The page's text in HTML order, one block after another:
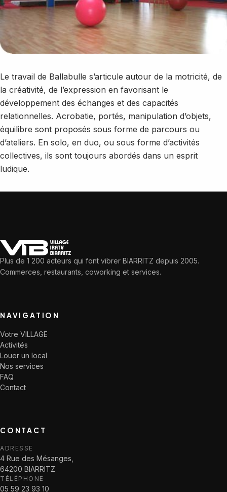
Le travail de Ballabulle s’articule autour de la motricité, de
la créativité, de l’expression en favorisant le
développement des échanges et des capacités
relationnelles. Acrobatie, portés, manipulation d’objets,
équilibre sont proposés sous forme de parcours ou
d’ateliers. En solo, en duo, ou sous forme d’activités
collectives, ils sont toujours abordés dans un esprit
ludique.
Plus de 1 200 acteurs qui font vibrer BIARRITZ depuis 2005.
Commerces, restaurants, coworking et services.
NAVIGATION
Votre VILLAGE
Activités
Louer un local
Nos services
FAQ
Contact
CONTACT
ADRESSE
4 Rue des Mésanges,
64200 BIARRITZ
TÉLÉPHONE
05 59 23 93 10